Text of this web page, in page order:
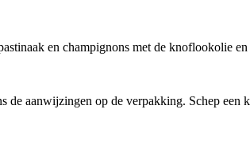
en champignons met de knoflookolie
de aanwijzingen op de verpakking. Schep